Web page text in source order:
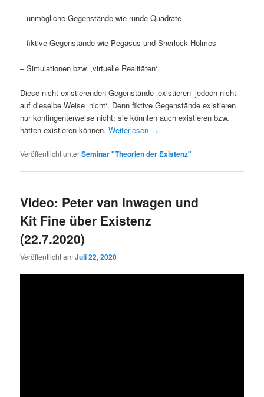
– unmögliche Gegenstände wie runde Quadrate
– fiktive Gegenstände wie Pegasus und Sherlock Holmes
– Simulationen bzw. ‚virtuelle Realitäten‘
Diese nicht-existierenden Gegenstände ‚existieren‘ jedoch nicht
auf dieselbe Weise ‚nicht‘. Denn fiktive Gegenstände existieren
nur kontingenterweise nicht; sie könnten auch existieren bzw.
hätten existieren können.Weiterlesen →
Veröffentlicht unterSeminar "Theorien der Existenz"
Video: Peter van Inwagen und
Kit Fine über Existenz
(22.7.2020)
Veröffentlicht amJuli 22, 2020